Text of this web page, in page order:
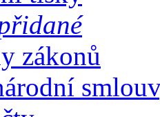
zákonů